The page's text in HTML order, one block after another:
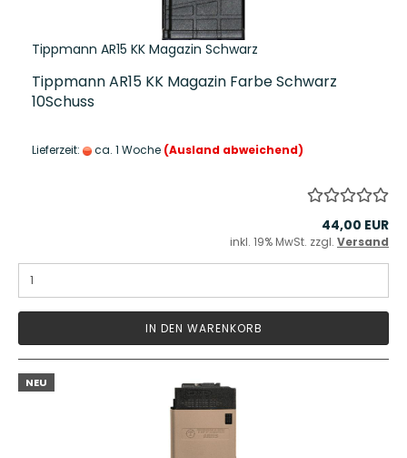
Tippmann AR15 KK Magazin Schwarz
Tippmann AR15 KK Magazin Farbe Schwarz
10Schuss
Lieferzeit: ca. 1 Woche (Ausland abweichend)
44,00 EUR
inkl. 19% MwSt. zzgl. Versand
IN DEN WARENKORB
NEU